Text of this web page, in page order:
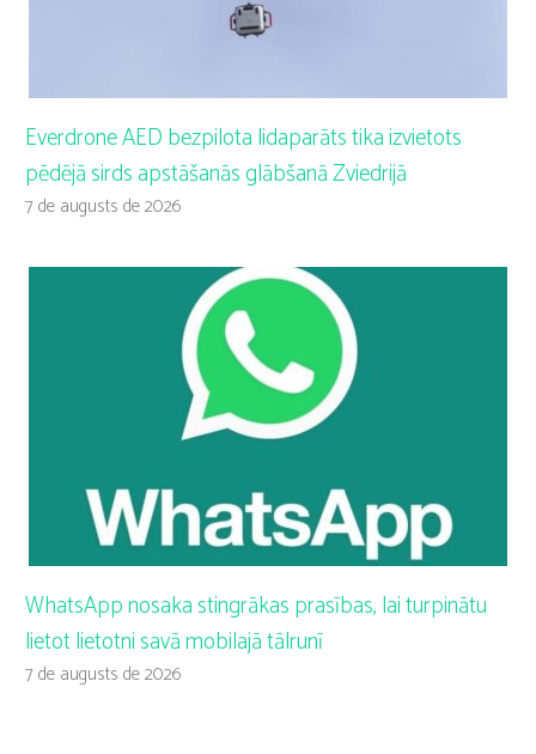
Everdrone AED bezpilota lidaparāts tika izvietots
pēdējā sirds apstāšanās glābšanā Zviedrijā
7 de augusts de 2026
WhatsApp nosaka stingrākas prasības, lai turpinātu
lietot lietotni savā mobilajā tālrunī
7 de augusts de 2026